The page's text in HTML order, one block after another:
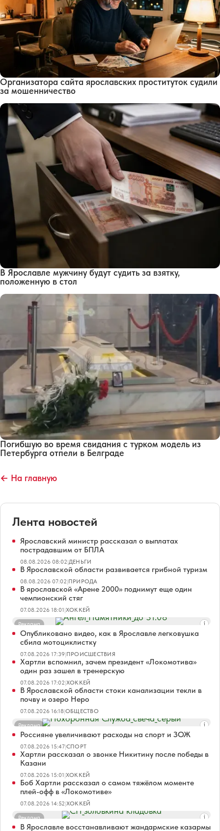
Организатора сайта ярославских проституток судили
за мошенничество
В Ярославле мужчину будут судить за взятку,
положенную в стол
Погибшую во время свидания с турком модель из
Петербурга отпели в Белграде
← На главную
Лента новостей
Ярославский министр рассказал о выплатах
пострадавшим от БПЛА
08.08.2026 08:02|ДЕНЬГИ
В Ярославской области развивается грибной туризм
08.08.2026 07:02|ПРИРОДА
В ярославской «Арене 2000» поднимут еще один
чемпионский стяг
07.08.2026 18:01|ХОККЕЙ
Реклама
Опубликовано видео, как в Ярославле легковушка
сбила мотоциклистку
07.08.2026 17:39|ПРОИСШЕСТВИЯ
Хартли вспомнил, зачем президент «Локомотива»
один раз зашел в тренерскую
07.08.2026 17:02|ХОККЕЙ
В Ярославской области стоки канализации текли в
почву и озеро Неро
07.08.2026 16:18|ОБЩЕСТВО
Реклама
Россияне увеличивают расходы на спорт и ЗОЖ
07.08.2026 15:47|СПОРТ
Хартли рассказал о звонке Никитину после победы в
Казани
07.08.2026 15:01|ХОККЕЙ
Боб Хартли рассказал о самом тяжёлом моменте
плей-офф в «Локомотиве»
07.08.2026 14:52|ХОККЕЙ
Реклама
В Ярославле восстанавливают жандармские казармы